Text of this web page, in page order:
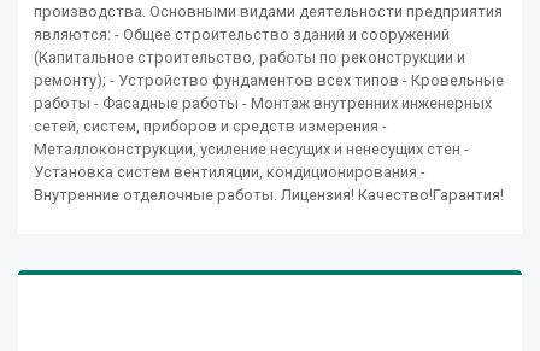
производства. Основными видами деятельности предприятия
являются: - Общее строительство зданий и сооружений
(Капитальное строительство, работы по реконструкции и
ремонту); - Устройство фундаментов всех типов - Кровельные
работы - Фасадные работы - Монтаж внутренних инженерных
сетей, систем, приборов и средств измерения -
Металлоконструкции, усиление несущих и ненесущих стен -
Установка систем вентиляции, кондиционирования -
Внутренние отделочные работы. Лицензия! Качество!Гарантия!